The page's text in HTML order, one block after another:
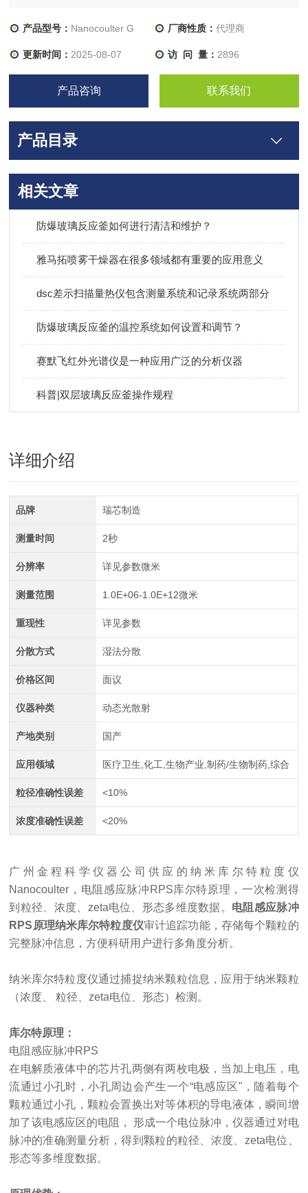
产品型号： Nanocoulter G 厂商性质： 代理商
更新时间： 2025-08-07 访 问 量： 2896
产品咨询 联系我们
产品目录
相关文章
防爆玻璃反应釜如何进行清洁和维护？
雅马拓喷雾干燥器在很多领域都有重要的应用意义
dsc差示扫描量热仪包含测量系统和记录系统两部分
防爆玻璃反应釜的温控系统如何设置和调节？
赛默飞红外光谱仪是一种应用广泛的分析仪器
科普|双层玻璃反应釜操作规程
详细介绍
品牌 瑞芯制造
测量时间 2秒
分辨率 详见参数微米
测量范围 1.0E+06-1.0E+12微米
重现性 详见参数
分散方式 湿法分散
价格区间 面议
仪器种类 动态光散射
产地类别 国产
应用领域 医疗卫生,化工,生物产业,制药/生物制药,综合
粒径准确性误差 <10%
浓度准确性误差 <20%
广州金程科学仪器公司供应的 纳米库尔特粒度仪
Nanocoulter ， 电阻感应脉冲 RPS库尔特原理 ，一次检测得
到粒径、浓度、 zeta电位、形态多维度数据。 电阻感应脉冲
RPS原理纳米库尔特粒度仪审计追踪功能， 存储每个颗粒的
完整脉冲信息，方便科研用户进行多角度分析。
纳米库尔特粒度仪通过捕捉纳米颗粒信息，应用于纳米颗粒
（浓度、
粒径、 zeta电位、形态）检测。
库尔特原理：
电阻感应脉冲RPS
在电解质液体中的芯片孔两侧有两枚电极，当加上电压，电
流通过小孔时，小孔周边会产生一个“电感应区"，随着每个
颗粒通过小孔，颗粒会置换出对等体积的导电液体，瞬间增
加了该电感应区的电阻， 形成一个电位脉冲，仪器通过对电
脉冲的准确测量分析，得到颗粒的粒径、浓度、zeta电位、
形态等多维度数据。